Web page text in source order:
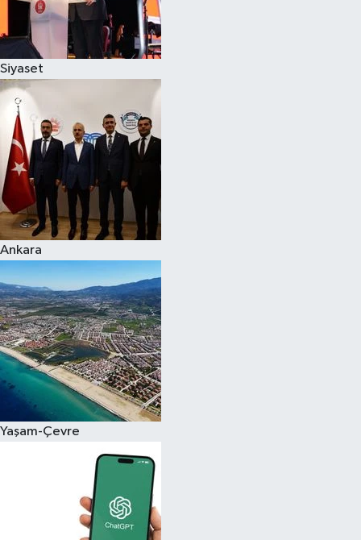
Siyaset
Ankara
Yaşam-Çevre
Spor
Eğitim
Hava Durumu
Kadın
Kim kimdir?
Kültür Sanat
Sağlık
Siyaset
Teknoloji
Televizyon
Yaşam-Çevre